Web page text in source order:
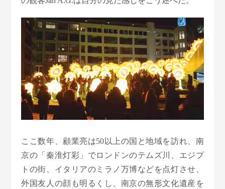
ここ数年、顧業亮は50以上の国と地域を訪れ、南
京の「秦淮灯彩」でロンドンのテムズ川、エジプ
トの街、イタリアのミラノ万博などを点灯させ、
外国友人の顔も明るくし、南京の無形文化遺産を